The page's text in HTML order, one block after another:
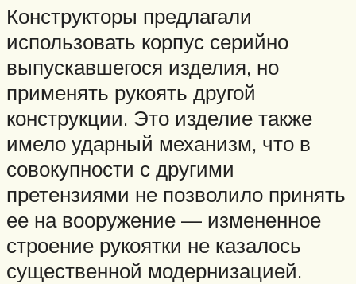
Конструкторы предлагали
использовать корпус серийно
выпускавшегося изделия, но
применять рукоять другой
конструкции. Это изделие также
имело ударный механизм, что в
совокупности с другими
претензиями не позволило принять
ее на вооружение — измененное
строение рукоятки не казалось
существенной модернизацией.